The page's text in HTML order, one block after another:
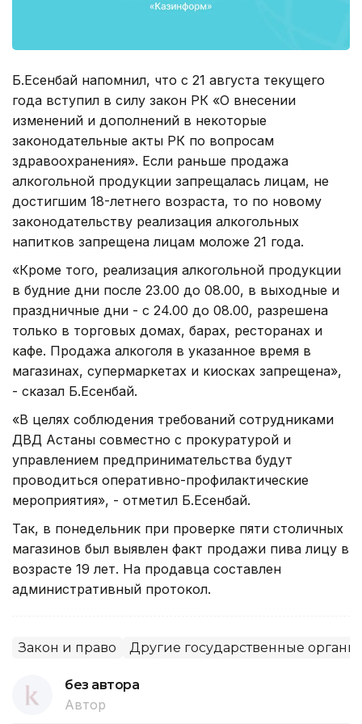
Б.Есенбай напомнил, что с 21 августа текущего
года вступил в силу закон РК «О внесении
изменений и дополнений в некоторые
законодательные акты РК по вопросам
здравоохранения». Если раньше продажа
алкогольной продукции запрещалась лицам, не
достигшим 18-летнего возраста, то по новому
законодательству реализация алкогольных
напитков запрещена лицам моложе 21 года.
«Кроме того, реализация алкогольной продукции
в будние дни после 23.00 до 08.00, в выходные и
праздничные дни - с 24.00 до 08.00, разрешена
только в торговых домах, барах, ресторанах и
кафе. Продажа алкоголя в указанное время в
магазинах, супермаркетах и киосках запрещена»,
- сказал Б.Есенбай.
«В целях соблюдения требований сотрудниками
ДВД Астаны совместно с прокуратурой и
управлением предпринимательства будут
проводиться оперативно-профилактические
мероприятия», - отметил Б.Есенбай.
Так, в понедельник при проверке пяти столичных
магазинов был выявлен факт продажи пива лицу в
возрасте 19 лет. На продавца составлен
административный протокол.
Закон и право Другие государственные органы
без автора
Автор